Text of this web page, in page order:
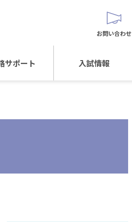
サポート 入試情報
お問い合わせ